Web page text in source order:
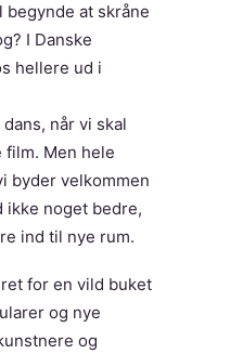
begynde at skråne
I Danske
hellere ud i
når vi skal
film. Men hele
byder velkommen
ikke noget bedre,
ind til nye rum.
for en vild buket
og nye
og